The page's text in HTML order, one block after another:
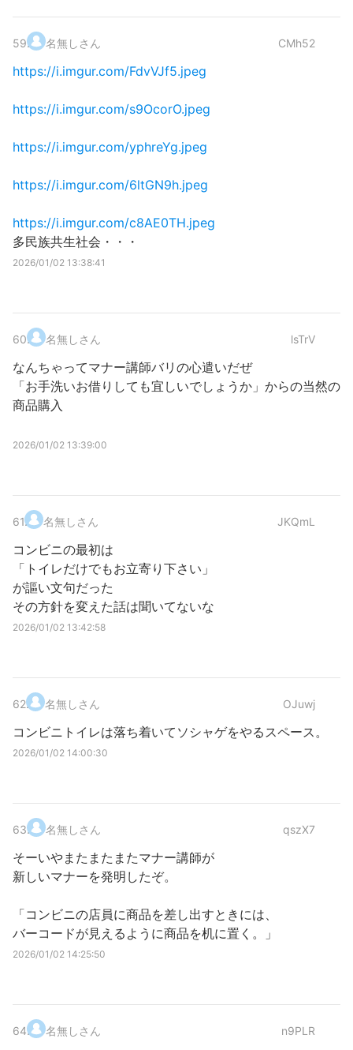
59. 名無しさん CMh52
https://i.imgur.com/FdvVJf5.jpeg
https://i.imgur.com/s9OcorO.jpeg
https://i.imgur.com/yphreYg.jpeg
https://i.imgur.com/6ltGN9h.jpeg
https://i.imgur.com/c8AE0TH.jpeg
多民族共生社会・・・
2026/01/02 13:38:41
60. 名無しさん lsTrV
なんちゃってマナー講師バリの心遣いだぜ
「お手洗いお借りしても宜しいでしょうか」からの当然の
商品購入
2026/01/02 13:39:00
61. 名無しさん JKQmL
コンビニの最初は
「トイレだけでもお立寄り下さい」
が謳い文句だった
その方針を変えた話は聞いてないな
2026/01/02 13:42:58
62. 名無しさん OJuwj
コンビニトイレは落ち着いてソシャゲをやるスペース。
2026/01/02 14:00:30
63. 名無しさん qszX7
そーいやまたまたまたマナー講師が
新しいマナーを発明したぞ。
「コンビニの店員に商品を差し出すときには、
バーコードが見えるように商品を机に置く。」
2026/01/02 14:25:50
64. 名無しさん n9PLR